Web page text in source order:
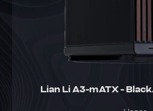
Lian Li A3-mATX -